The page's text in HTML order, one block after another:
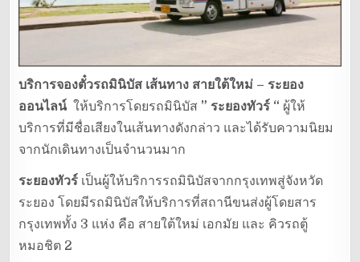
บริการจองตั๋วรถมินิบัส เส้นทาง สายใต้ใหม่ – ระยอง
ออนไลน์ให้บริการโดยรถมินิบัส ” ระยองทัวร์ “ ผู้ให้
บริการที่มีชื่อเสียงในเส้นทางดังกล่าว และได้รับความนิยม
จากนักเดินทางเป็นจำนวนมาก
ระยองทัวร์ เป็นผู้ให้บริการรถมินิบัสจากกรุงเทพสู่จังหวัด
ระยอง โดยมีรถมินิบัสให้บริการที่สถานีขนส่งผู้โดยสาร
กรุงเทพทั้ง 3 แห่ง คือ สายใต้ใหม่ เอกมัย และ คิวรถตู้
หมอชิต 2